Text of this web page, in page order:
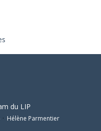
du LIP
Hélène Parmentier